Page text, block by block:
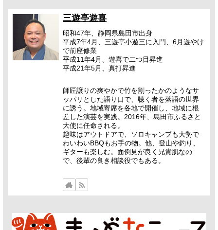
三遊亭遊喜
昭和47年、静岡県島田市出身
平成7年4月、三遊亭小遊三に入門、6月遊やけ
で前座修業
平成11年4月、遊喜で二つ目昇進
平成21年5月、真打昇進
師匠譲りの爽やかで竹を割ったかのようなサ
ッパリとした語り口で、聴く者を落語の世界
に誘う。地域寄席を各地で開催し、地域に根
差した演芸を実践。2016年、島田市ふるさと
大使に任命される。
趣味はアウトドアで、ソロキャンプも大勢で
わいわいBBQもお手の物。他、登山や釣り、
ギターも楽しむ。面倒見が良く兄貴肌なの
で、後輩の良き相談役でもある。